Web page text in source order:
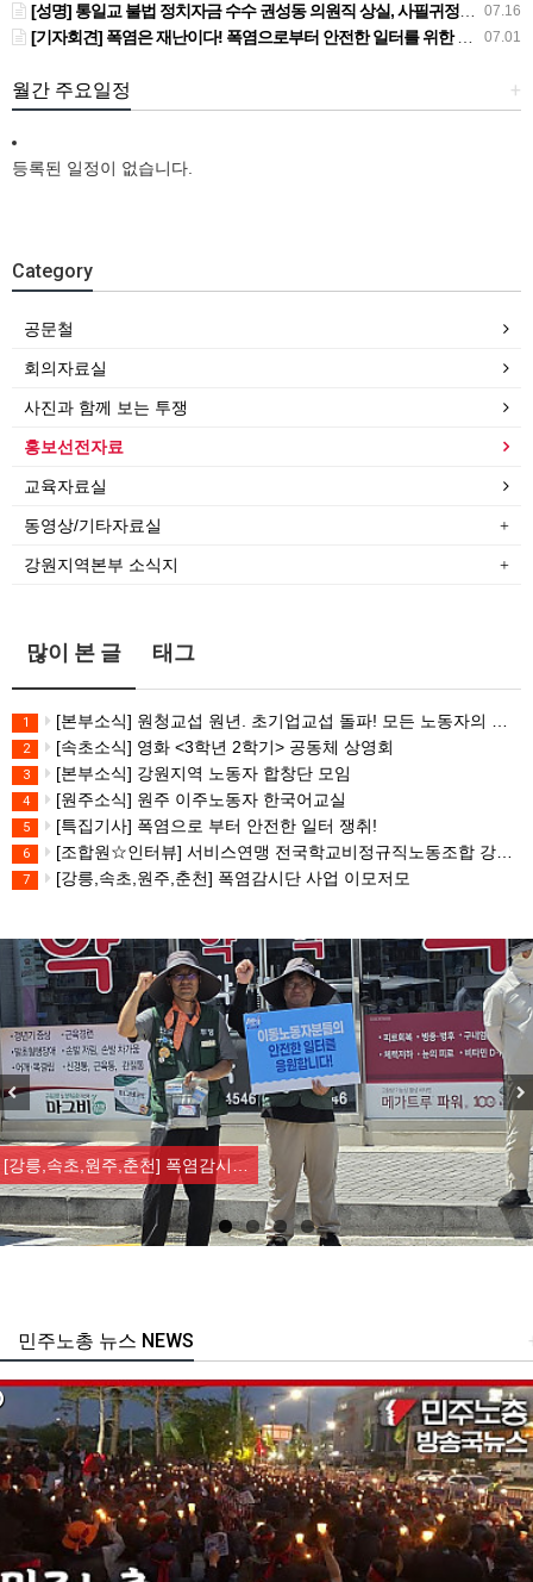
07.16
[성명] 통일교 불법 정치자금 수수 권성동 의원직 상실, 사필귀정이다
07.01
[기자회견] 폭염은 재난이다! 폭염으로부터 안전한 일터를 위한 민주노총 강원지역본부 폭염감시단 선포 기자회견
+
월간 주요일정
등록된 일정이 없습니다.
Category
공문철
회의자료실
사진과 함께 보는 투쟁
홍보선전자료
교육자료실
동영상/기타자료실
강원지역본부 소식지
많이 본 글 태그
1 [본부소식] 원청교섭 원년. 초기업교섭 돌파! 모든 노동자의 노동기본권 쟁취! 민주노총 7.15 총파업대회
2 [속초소식] 영화 <3학년 2학기> 공동체 상영회
3 [본부소식] 강원지역 노동자 합창단 모임
4 [원주소식] 원주 이주노동자 한국어교실
5 [특집기사] 폭염으로 부터 안전한 일터 쟁취!
6 [조합원☆인터뷰] 서비스연맹 전국학교비정규직노동조합 강원지부 김유미 춘천지회장
7 [강릉,속초,원주,춘천] 폭염감시단 사업 이모저모
[강릉,속초,원주,춘천] 폭염감시…
주노총 뉴스 NEWS